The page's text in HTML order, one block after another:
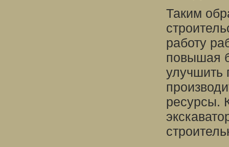
Таким
работу
повышая
улучшить
ресурсы.